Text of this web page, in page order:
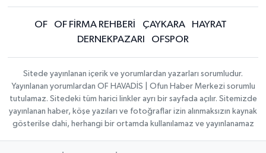
OF OF FİRMA REHBERİ ÇAYKARA
HAYRAT
DERNEKPAZARI
OFSPOR
Sitede yayınlanan içerik ve yorumlardan yazarları sorumludur.
Yayınlanan yorumlardan OF HAVADİS | Ofun Haber Merkezi sorumlu
tutulamaz. Sitedeki tüm harici linkler ayrı bir sayfada açılır. Sitemizde
yayınlanan haber, köşe yazıları ve fotoğraflar izin alınmaksızın kaynak
gösterilse dahi, herhangi bir ortamda kullanılamaz ve yayınlanamaz